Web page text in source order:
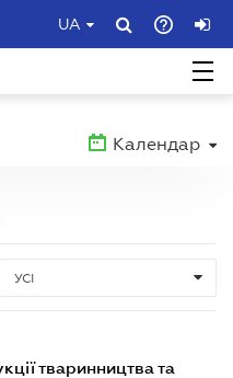
UA
Календар
УСІ